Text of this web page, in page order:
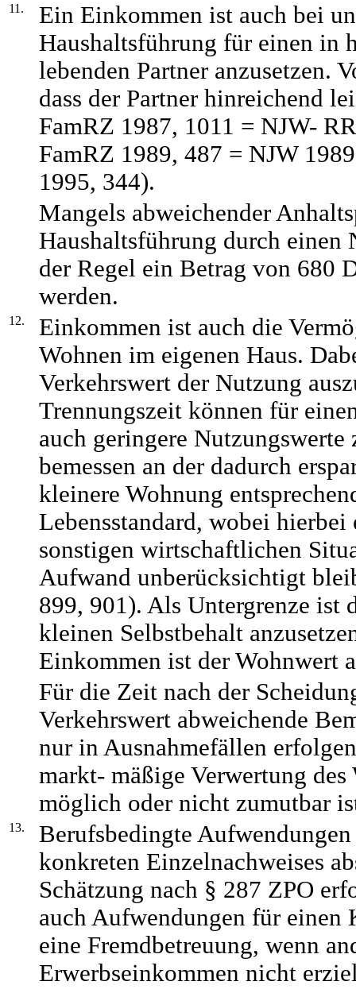
11.
Ein Einkommen ist auch bei
Haushaltsführung für einen in
lebenden Partner anzusetzen.
dass der Partner hinreichend
FamRZ 1987, 1011 = NJW-
FamRZ 1989, 487 = NJW
1995, 344).
Mangels abweichender
Haushaltsführung durch einen
der Regel ein Betrag von 680
werden.
12.
Einkommen ist auch die
Wohnen im eigenen Haus.
Verkehrswert der Nutzung
Trennungszeit können für
auch geringere Nutzungswerte
bemessen an der dadurch
kleinere Wohnung
Lebensstandard, wobei
sonstigen wirtschaftlichen
Aufwand unberücksichtigt
899, 901). Als Untergrenze ist
kleinen Selbstbehalt
Einkommen ist der Wohnwert
Für die Zeit nach der
Verkehrswert abweichende
nur in Ausnahmefällen
markt- mäßige Verwertung
möglich oder nicht zumutbar
13.
Berufsbedingte
konkreten Einzelnachweises
Schätzung nach § 287 ZPO
auch Aufwendungen für einen
eine Fremdbetreuung, wenn
Erwerbseinkommen nicht